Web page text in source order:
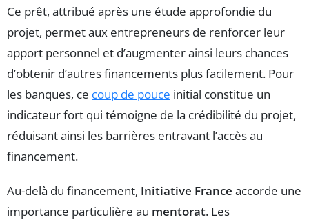
Ce prêt, attribué après une étude approfondie du
projet, permet aux entrepreneurs de renforcer leur
apport personnel et d’augmenter ainsi leurs chances
d’obtenir d’autres financements plus facilement. Pour
les banques, ce coup de pouce initial constitue un
indicateur fort qui témoigne de la crédibilité du projet,
réduisant ainsi les barrières entravant l’accès au
financement.
Au-delà du financement, Initiative France accorde une
importance particulière au mentorat. Les